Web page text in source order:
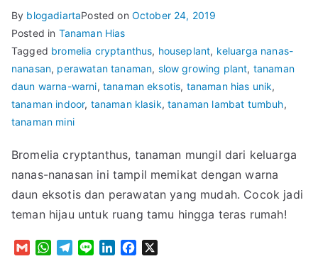
By blogadiartaPosted on October 24, 2019
Posted in Tanaman Hias
Tagged bromelia cryptanthus, houseplant, keluarga nanas-
nanasan, perawatan tanaman, slow growing plant, tanaman
daun warna-warni, tanaman eksotis, tanaman hias unik,
tanaman indoor, tanaman klasik,tanaman lambat tumbuh,
tanaman mini
Bromelia cryptanthus, tanaman mungil dari keluarga
nanas-nanasan ini tampil memikat dengan warna
daun eksotis dan perawatan yang mudah. Cocok jadi
teman hijau untuk ruang tamu hingga teras rumah!
G
W
T